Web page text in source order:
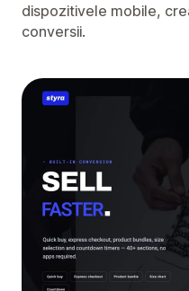
dispozitivele mobile,
conversii.